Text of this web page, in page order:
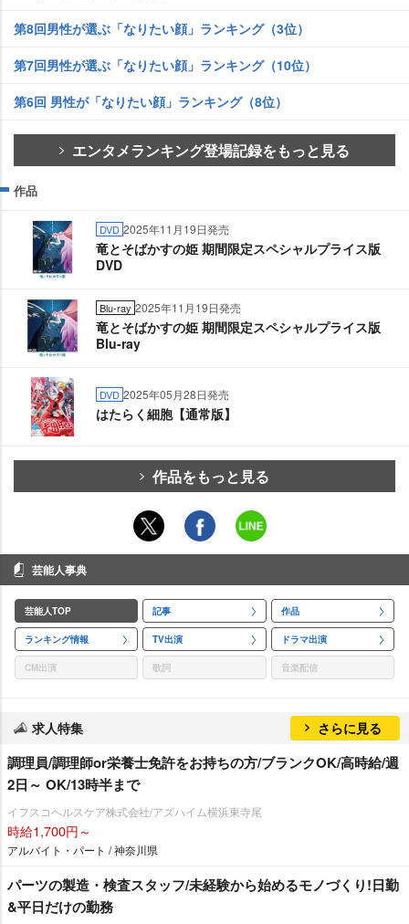
第8回男性が選ぶ「なりたい顔」ランキング（3位）
第7回男性が選ぶ「なりたい顔」ランキング（10位）
第6回 男性が「なりたい顔」ランキング（8位）
エンタメランキング登場記録をもっと見る
作品
DVD 2025年11月19日発売
竜とそばかすの姫 期間限定スペシャルプライス版
DVD
Blu-ray 2025年11月19日発売
竜とそばかすの姫 期間限定スペシャルプライス版
Blu-ray
DVD 2025年05月28日発売
はたらく細胞【通常版】
作品をもっと見る
芸能人事典
芸能人TOP 記事 作品
ランキング情報 TV出演 ドラマ出演
CM出演 歌詞 音楽配信
求人特集 さらに見る
調理員/調理師or栄養士免許をお持ちの方/ブランクOK/高時給/週
2日～ OK/13時半まで
イフスコヘルスケア株式会社/アズハイム横浜東寺尾
時給1,700円～
アルバイト・パート / 神奈川県
パーツの製造・検査スタッフ/未経験から始めるモノづくり!日勤
&平日だけの勤務